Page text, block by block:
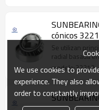
cónicos
Acero al
Se utilizan
radial basada
modelo:32212
We use cookies to
experience. They also
order to constantly